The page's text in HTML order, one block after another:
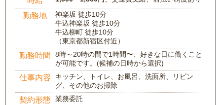
勤務地
神楽坂 徒歩10分
牛込神楽坂 徒歩10分
牛込柳町 徒歩10分
（東京都新宿区付近）
勤務時間
8時～20時の間で1時間〜、好きな日に働くこと
が可能です。(候補の日時から選択)
仕事内容
キッチン、トイレ、お風呂、洗面所、リビン
グ、その他のお掃除
契約形態 業務委託